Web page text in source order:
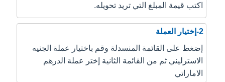
اكتب قيمة المبلغ التي تريد تحويله.
2-إختيار العملة
إضغط على القائمة المنسدلة وقم باختيار عملة الجنيه
الاسترليني ثم من القائمة الثانية إختر عملة الدرهم
الاماراتي